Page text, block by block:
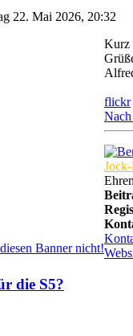
22. Mai 2026, 20:32
Banner nicht!
Kurz
flickr
Jock-l
die S5?